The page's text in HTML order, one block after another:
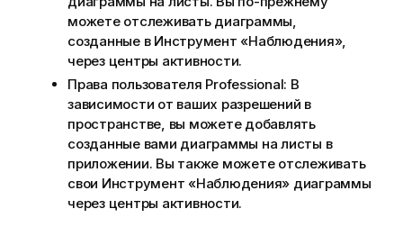
можете отслеживать диаграммы,
созданные в Инструмент «Наблюдения»,
через центры активности.
Права пользователя Professional: В
зависимости от ваших разрешений в
пространстве, вы можете добавлять
созданные вами диаграммы на листы в
приложении. Вы также можете отслеживать
свои Инструмент «Наблюдения» диаграммы
через центры активности.